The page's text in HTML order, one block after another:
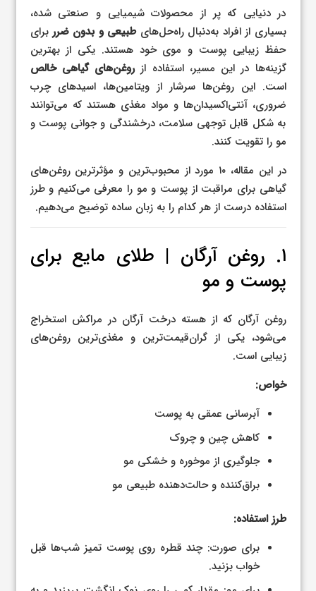
در دنیایی که پر از محصولات شیمیایی و صنعتی شده،
بسیاری از افراد به‌دنبال راه‌حل‌هایطبیعی و بدون ضرربرای
حفظ زیبایی پوست و موی خود هستند. یکی از بهترین
گزینه‌ها در این مسیر، استفاده ازروغن‌های گیاهی خالص
است. این روغن‌ها سرشار از ویتامین‌ها، اسیدهای چرب
ضروری، آنتی‌اکسیدان‌ها و مواد مغذی هستند که می‌توانند
به شکل قابل توجهی سلامت، درخشندگی و جوانی پوست و
مو را تقویت کنند.
در این مقاله، ۱۰ مورد از محبوب‌ترین و مؤثرترین روغن‌های
گیاهی برای مراقبت از پوست و مو را معرفی می‌کنیم و طرز
استفاده درست از هر کدام را به زبان ساده توضیح می‌دهیم.
۱. روغن آرگان | طلای مایع برای
پوست و مو
روغن آرگان که از هسته درخت آرگان در مراکش استخراج
می‌شود، یکی از گران‌قیمت‌ترین و مغذی‌ترین روغن‌های
زیبایی است.
خواص:
آبرسانی عمقی به پوست
کاهش چین و چروک
جلوگیری از موخوره و خشکی مو
براق‌کننده و حالت‌دهنده طبیعی مو
طرز استفاده:
برای صورت: چند قطره روی پوست تمیز شب‌ها قبل
خواب بزنید.